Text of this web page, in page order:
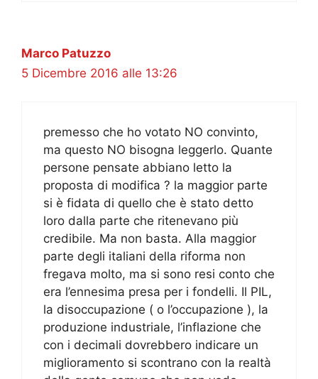
Marco Patuzzo
5 Dicembre 2016 alle 13:26
premesso che ho votato NO convinto,
ma questo NO bisogna leggerlo. Quante
persone pensate abbiano letto la
proposta di modifica ? la maggior parte
si è fidata di quello che è stato detto
loro dalla parte che ritenevano più
credibile. Ma non basta. Alla maggior
parte degli italiani della riforma non
fregava molto, ma si sono resi conto che
era l’ennesima presa per i fondelli. Il PIL,
la disoccupazione ( o l’occupazione ), la
produzione industriale, l’inflazione che
con i decimali dovrebbero indicare un
miglioramento si scontrano con la realtà